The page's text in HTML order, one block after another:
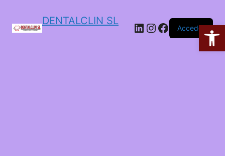
DENTALCLIN SL
Acceder